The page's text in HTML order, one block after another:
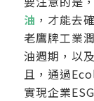
油 ，才能去
老鷹牌工業
油週期，以
且，通過
實現企業